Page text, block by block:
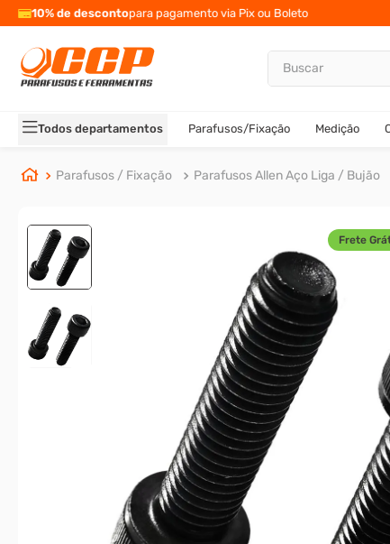
Até 12x sem juros - Condições
Buscar
Todos departamentos Parafusos/Fixação Medição
Parafusos / Fixação Parafusos Allen Aço Liga / Bujão
Frete
TERMOS MAIS BUSCADOS
2º
carrinho titanium
3º
porca
º
arruela
cupilha
º
sextavado
parafuso allen 5
º
rodizio